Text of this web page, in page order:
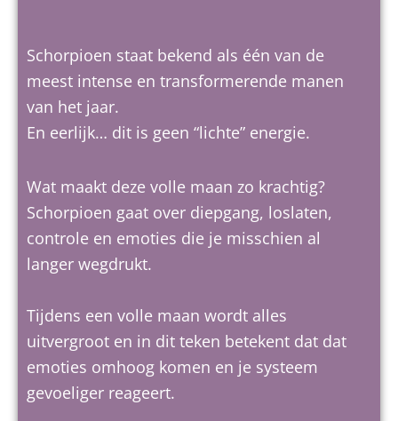
Schorpioen staat bekend als één van de
meest intense en transformerende manen
van het jaar.
En eerlijk… dit is geen “lichte” energie.
Wat maakt deze volle maan zo krachtig?
Schorpioen gaat over diepgang, loslaten,
controle en emoties die je misschien al
langer wegdrukt.
Tijdens een volle maan wordt alles
uitvergroot en in dit teken betekent dat dat
emoties omhoog komen en je systeem
gevoeliger reageert.